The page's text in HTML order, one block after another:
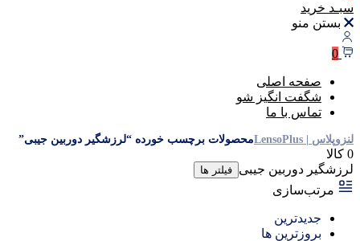
سبـد خرید
بستن منو
0
صفحه اصلی
شگفت انگیز شو
تماس با ما
لنزوپلاس | LensoPlus محصولات برچسب خورده “لرزشگیر دوربین جیبی”
0 کالا
لرزشگیر دوربین جیبی فیلتر ها
مرتب‌سازی
جدیدترین
بروزترین ها